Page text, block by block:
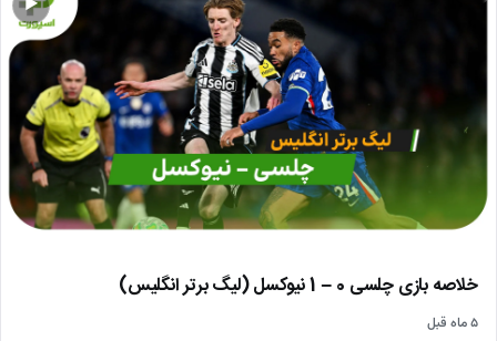
▶
خلاصه بازی چلسی 0 – 1 نیوکسل (لیگ برتر انگلیس)
۵ ماه قبل